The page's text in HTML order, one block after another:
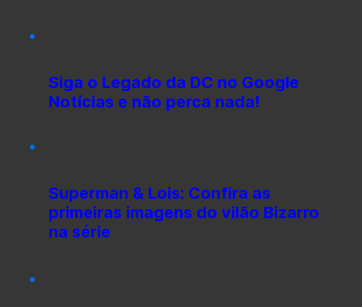
Siga o Legado da DC no Google
Notícias e não perca nada!
Superman & Lois: Confira as
primeiras imagens do vilão Bizarro
na série